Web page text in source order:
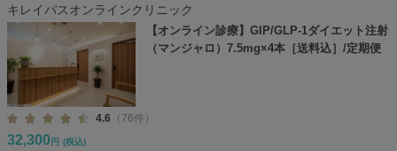
キレイパスオンラインクリニック
【オンライン診療】GIP/GLP-1ダイエット注射
（マンジャロ）7.5mg×4本［送料込］/定期便
4.6 （76件）
32,300 円 (税込)